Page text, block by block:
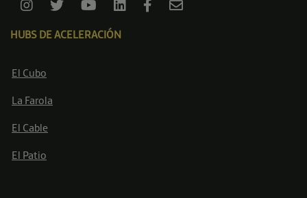
HUBS DE ACELERACIÓN
El Cubo
La Farola
El Cable
El Patio